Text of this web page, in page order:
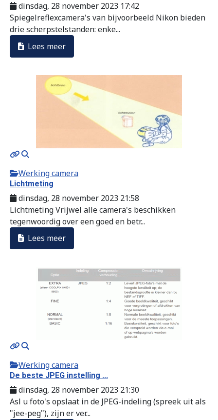
dinsdag, 28 november 2023 17:42
Spiegelreflexcamera's van bijvoorbeeld Nikon bieden
drie scherpstelstanden: enke...
Lees meer
Werking camera
Lichtmeting
dinsdag, 28 november 2023 21:58
Lichtmeting Vrijwel alle camera's beschikken
tegenwoordig over een goed en betr...
Lees meer
Werking camera
De beste JPEG instelling ...
dinsdag, 28 november 2023 21:30
Asl u foto's opslaat in de JPEG-indeling (spreek uit als
"jee-peg"), zijn er ver...